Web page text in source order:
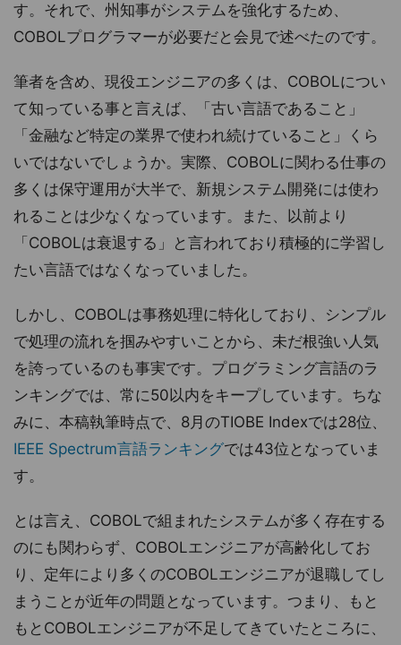
す。それで、州知事がシステムを強化するため、
COBOLプログラマーが必要だと会見で述べたのです。
筆者を含め、現役エンジニアの多くは、COBOLについ
て知っている事と言えば、「古い言語であること」
「金融など特定の業界で使われ続けていること」くら
いではないでしょうか。実際、COBOLに関わる仕事の
多くは保守運用が大半で、新規システム開発には使わ
れることは少なくなっています。また、以前より
「COBOLは衰退する」と言われており積極的に学習し
たい言語ではなくなっていました。
しかし、COBOLは事務処理に特化しており、シンプル
で処理の流れを掴みやすいことから、未だ根強い人気
を誇っているのも事実です。プログラミング言語のラ
ンキングでは、常に50以内をキープしています。ちな
みに、本稿執筆時点で、8月のTIOBE Indexでは28位、
IEEE Spectrum言語ランキングでは43位となっていま
す。
とは言え、COBOLで組まれたシステムが多く存在する
のにも関わらず、COBOLエンジニアが高齢化してお
り、定年により多くのCOBOLエンジニアが退職してし
まうことが近年の問題となっています。つまり、もと
もとCOBOLエンジニアが不足してきていたところに、